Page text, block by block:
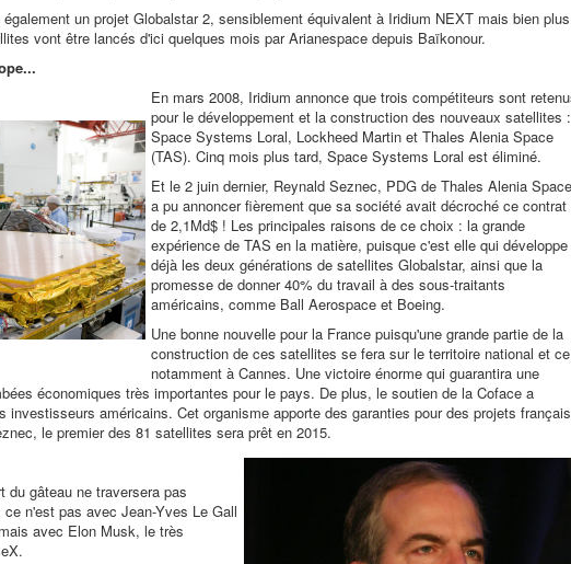
un projet Globalstar 2, sensiblement équivalent à Iridium NEXT mais bien plus
vont être lancés d'ici quelques mois par Arianespace depuis Baïkonour.
En mars 2008, Iridium annonce que trois compétiteurs sont
pour le développement et la construction des nouveaux satellites :
Space Systems Loral, Lockheed Martin et Thales Alenia Space
(TAS). Cinq mois plus tard, Space Systems Loral est éliminé.
Et le 2 juin dernier, Reynald Seznec, PDG de Thales Alenia
a pu annoncer fièrement que sa société avait décroché ce contrat
de 2,1Md$ ! Les principales raisons de ce choix : la grande
expérience de TAS en la matière, puisque c'est elle qui développe
déjà les deux générations de satellites Globalstar, ainsi que la
promesse de donner 40% du travail à des sous-traitants
américains, comme Ball Aerospace et Boeing.
Une bonne nouvelle pour la France puisqu'une grande partie de la
construction de ces satellites se fera sur le territoire national et ce
notamment à Cannes. Une victoire énorme qui guarantira une
économiques très importantes pour le pays. De plus, le soutien de la Coface a
investisseurs américains. Cet organisme apporte des garanties pour des projets français
le premier des 81 satellites sera prêt en 2015.
du gâteau ne traversera pas
n'est pas avec Jean-Yves Le Gall
avec Elon Musk, le très